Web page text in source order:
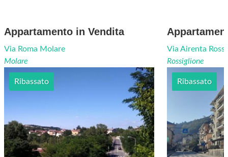
Appartamento in Vendita
Via Roma Molare
Molare
Ribassato
Via Airenta
Rossiglione
Ribassato